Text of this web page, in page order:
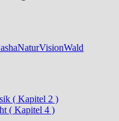
NaturVisionWald
( Kapitel 2 )
( Kapitel 4 )